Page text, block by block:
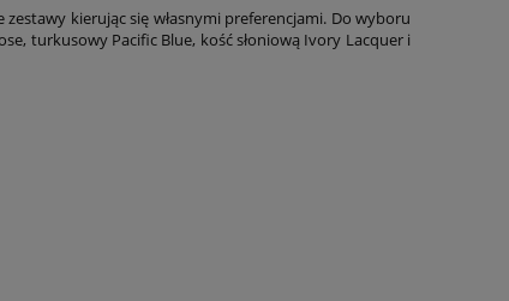
kierując się własnymi preferencjami. Do wyboru
turkusowy Pacific Blue, kość słoniową Ivory Lacquer i